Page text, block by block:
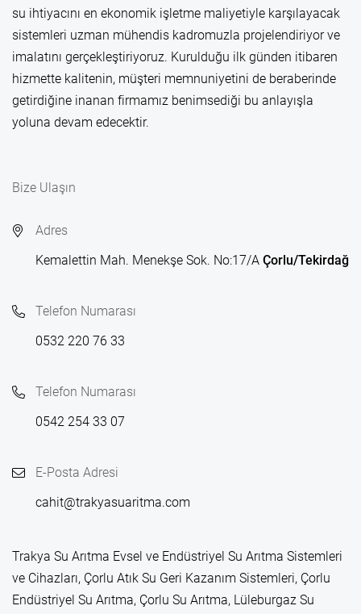
su ihtiyacını en ekonomik işletme maliyetiyle karşılayacak
sistemleri uzman mühendis kadromuzla projelendiriyor ve
imalatını gerçekleştiriyoruz. Kurulduğu ilk günden itibaren
hizmette kalitenin, müşteri memnuniyetini de beraberinde
getirdiğine inanan firmamız benimsediği bu anlayışla
yoluna devam edecektir.
Bize Ulaşın
Adres
Kemalettin Mah. Menekşe Sok. No:17/A Çorlu/Tekirdağ
Telefon Numarası
0532 220 76 33
Telefon Numarası
0542 254 33 07
E-Posta Adresi
cahit@trakyasuaritma.com
Trakya Su Arıtma Evsel ve Endüstriyel Su Arıtma Sistemleri
ve Cihazları, Çorlu Atık Su Geri Kazanım Sistemleri, Çorlu
Endüstriyel Su Arıtma, Çorlu Su Arıtma, Lüleburgaz Su